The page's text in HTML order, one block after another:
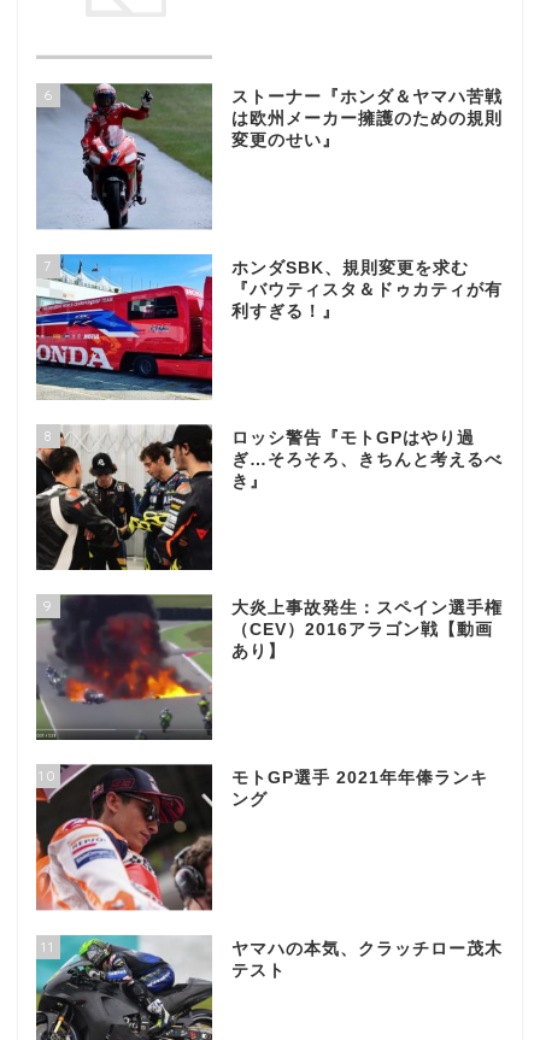
6
ストーナー『ホンダ＆ヤマハ苦戦
は欧州メーカー擁護のための規則
変更のせい』
7
ホンダSBK、規則変更を求む
『バウティスタ＆ドゥカティが有
利すぎる！』
8
ロッシ警告『モトGPはやり過
ぎ…そろそろ、きちんと考えるべ
き』
9
大炎上事故発生：スペイン選手権
（CEV）2016アラゴン戦【動画
あり】
10
モトGP選手 2021年年俸ランキ
ング
11
ヤマハの本気、クラッチロー茂木
テスト